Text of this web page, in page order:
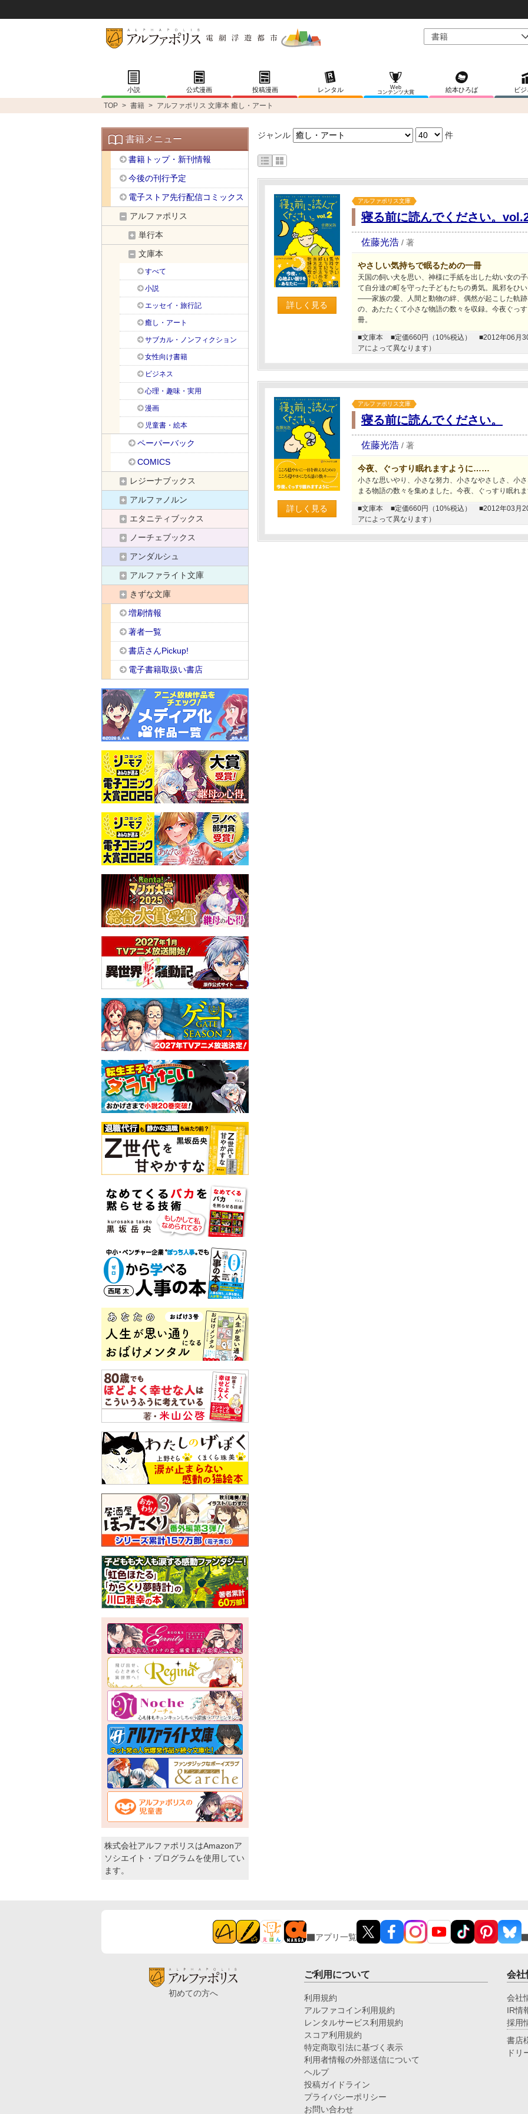
小説 公式漫画 投稿漫画 レンタル
Web
コンテンツ大賞
絵本ひろば ビ
TOP > 書籍 > アルファポリス 文庫本 癒し・アート
ジャンル 件
詳しく見る
アルファポリス文庫
寝る前に読んでください。
佐藤光浩 / 著
やさしい気持ちで眠るための一冊
天国の飼い犬を思い、神様に手紙を出した幼い女の
て自分達の町を守った子どもたちの勇気。風邪をひ
――家族の愛、人間と動物の絆、偶然が起こした軌
の、あたたくて小さな物語の数々を収録。今夜ぐっ
冊。
■文庫本 ■定価660円（10%税込）
■2012年06月
アによって異なります）
詳しく見る
アルファポリス文庫
寝る前に読んでください。
佐藤光浩 / 著
今夜、ぐっすり眠れますように……
小さな思いやり、小さな努力、小さなやさしさ、
まる物語の数々を集めました。今夜、ぐっすり眠れ
■文庫本 ■定価660円（10%税込）
■2012年03月
アによって異なります）
書籍メニュー
書籍トップ・新刊情報
今後の刊行予定
電子ストア先行配信コミックス
アルファポリス
単行本
文庫本
すべて
小説
エッセイ・旅行記
癒し・アート
サブカル・ノンフィクション
女性向け書籍
ビジネス
心理・趣味・実用
漫画
児童書・絵本
ペーパーバック
COMICS
レジーナブックス
アルファノルン
エタニティブックス
ノーチェブックス
アンダルシュ
アルファライト文庫
きずな文庫
増刷情報
著者一覧
書店さんPickup!
電子書籍取扱い書店
株式会社アルファポリスはAmazonア
ソシエイト・プログラムを使用してい
ます。
アプリ一覧
初めての方へ
ご利用について
利用規約
アルファコイン利用規約
レンタルサービス利用規約
スコア利用規約
特定商取引法に基づく表示
利用者情報の外部送信について
ヘルプ
投稿ガイドライン
プライバシーポリシー
お問い合わせ
会社
会社
IR情
採用
書店
ドリ